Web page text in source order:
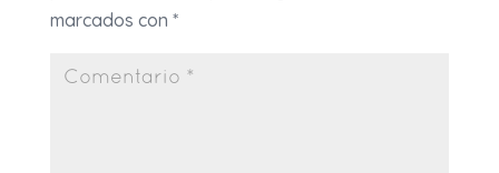
marcados con *